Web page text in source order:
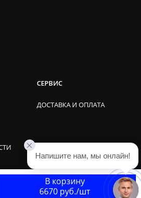
В корзину
6670 руб./шт
СЕРВИС
ДОСТАВКА И ОПЛАТА
Напишите нам, мы онлайн!